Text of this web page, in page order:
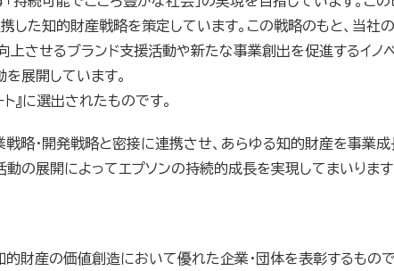
た知的財産戦略を策定しています。この戦略のもと、当社
上させるブランド支援活動や新たな事業創出を促進するイノ
展開しています。
』に選出されたものです。
戦略・開発戦略と密接に連携させ、あらゆる知的財産を事
の展開によってエプソンの持続的成長を実現してまいります
財産の価値創造において優れた企業・団体を表彰するもの